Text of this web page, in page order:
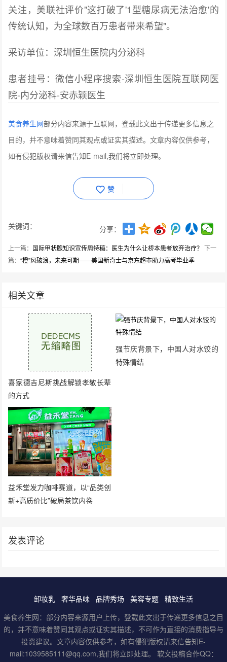
关注，美联社评价"这打破了'1型糖尿病无法治愈'的
传统认知，为全球数百万患者带来希望"。
采访单位：深圳恒生医院内分泌科
患者挂号：微信小程序搜索-深圳恒生医院互联网医
院-内分泌科-安赤颖医生
美食养生网部分内容来源于互联网，登载此文出于传递更多信息之
目的，并不意味着赞同其观点或证实其描述。文章内容仅供参考，
如有侵犯版权请来信告知E-mail,我们将立即处理。
赞
关键词： 分享：
上一篇： 国际甲状腺知识宣传周特稿：医生为什么让桥本患者放弃治疗？ 下一
篇：“橙”风破浪，未来可期——美国新奇士与京东超市助力高考毕业季
相关文章
喜家德吉尼斯挑战解锁孝敬长辈
的方式
强节庆背景下，中国人对水饺的
特殊情结
益禾堂发力咖啡赛道，以“品类创
新+高质价比”破局茶饮内卷
发表评论
卸妆乳 奢华品味 品牌秀场 美容专题 精致生活
美食养生网：部分内容来源用户上传，登载此文出于传递更多信息之目
的，并不意味着赞同其观点或证实其描述，不可作为直接的消费指导与
投资建议。文章内容仅供参考，如有侵犯版权请来信告知E-
mail:1039585111@qq.com,我们将立即处理。 软文投稿合作QQ：